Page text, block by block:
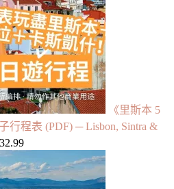
《里斯本 5
行程表 (PDF) ─ Lisbon, Sintra &
32.99